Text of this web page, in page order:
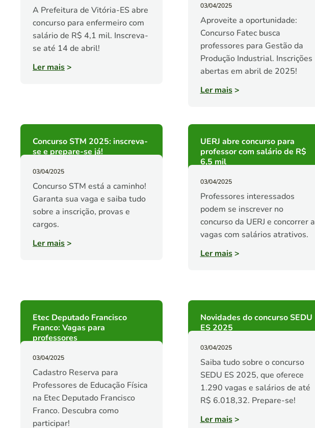
A Prefeitura de Vitória-ES abre
concurso para enfermeiro com
salário de R$ 4,1 mil. Inscreva-
se até 14 de abril!
Ler mais>
03/04/2025
Aproveite a oportunidade:
Concurso Fatec busca
professores para Gestão da
Produção Industrial. Inscrições
abertas em abril de 2025!
Ler mais>
Concurso STM 2025: inscreva-
se e prepare-se já!
03/04/2025
Concurso STM está a caminho!
Garanta sua vaga e saiba tudo
sobre a inscrição, provas e
cargos.
Ler mais>
UERJ abre concurso para
professor com salário de R$
6,5 mil
03/04/2025
Professores interessados
podem se inscrever no
concurso da UERJ e concorrer a
vagas com salários atrativos.
Ler mais>
Etec Deputado Francisco
Franco: Vagas para
professores
03/04/2025
Cadastro Reserva para
Professores de Educação Física
na Etec Deputado Francisco
Franco. Descubra como
participar!
Novidades do concurso SEDU
ES 2025
03/04/2025
Saiba tudo sobre o concurso
SEDU ES 2025, que oferece
1.290 vagas e salários de até
R$ 6.018,32. Prepare-se!
Ler mais>